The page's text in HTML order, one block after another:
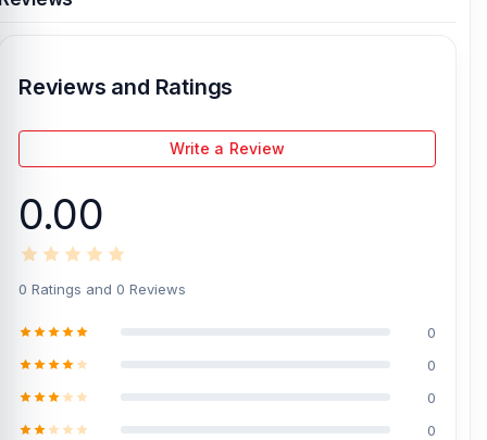
Reviews and Ratings
Write a Review
0.00
0 Ratings and 0 Reviews
0
0
0
0